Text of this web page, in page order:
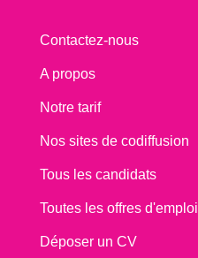
Contactez-nous
A propos
Notre tarif
Nos sites de codiffusion
Tous les candidats
Toutes les offres d'emploi
Déposer un CV